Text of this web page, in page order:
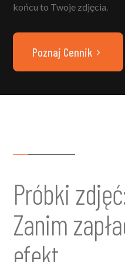
końcu to Twoje zdjęcia.
Poznaj Cennik
Próbki
Zanim
efekt